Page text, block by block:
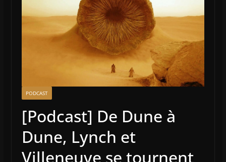
PODCAST
[Podcast] De Dune à
Dune, Lynch et
Villeneuve se tournent